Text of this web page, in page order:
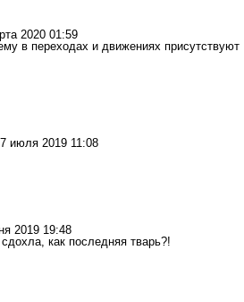
2020 01:59
в переходах и движениях присутствуют
7 июля 2019 11:08
2019 19:48
как последняя тварь?!